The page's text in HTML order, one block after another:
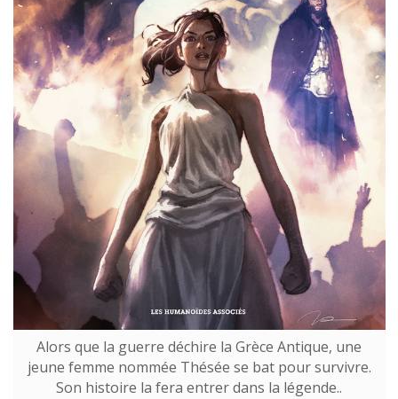
Alors que la guerre déchire la Grèce Antique, une
jeune femme nommée Thésée se bat pour survivre.
Son histoire la fera entrer dans la légende..